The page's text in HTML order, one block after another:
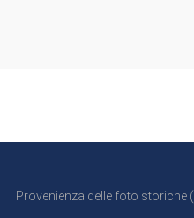
Provenienza delle foto storiche (